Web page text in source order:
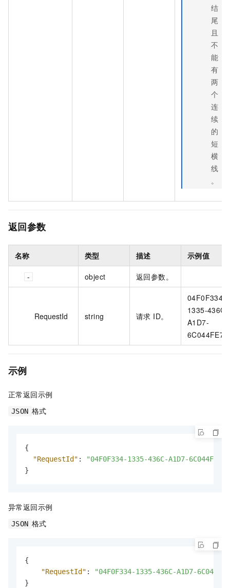
结
尾
且
不
能
有
两
个
连
续
的
短
横
线
。
返回参数
名称 类型 描述 示例值
object 返回参数。
RequestId string 请求 ID。
04F0F334-
1335-436C-
A1D7-
示例
正常返回示例
JSON 格式
{
"RequestId" :
"04F0F334-1335-436C-A1D7-
}
异常返回示例
JSON 格式
{
"RequestId" :
"04F0F334-1335-436C-A1D7-
}